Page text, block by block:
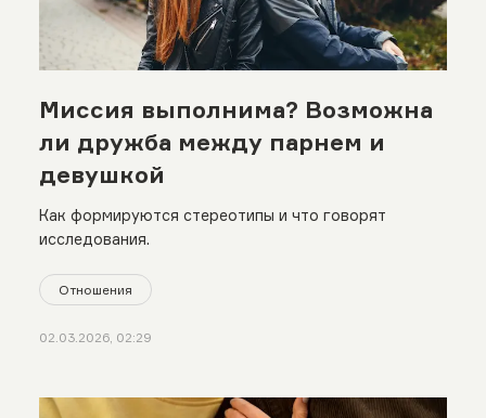
Миссия выполнима? Возможна
ли дружба между парнем и
девушкой
Как формируются стереотипы и что говорят
исследования.
Отношения
02.03.2026, 02:29